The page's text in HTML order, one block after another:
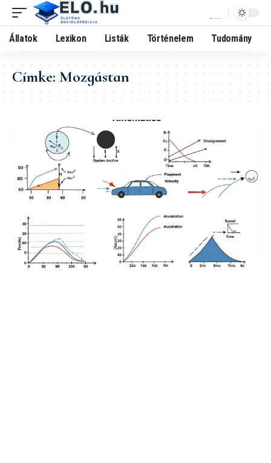
Állatok Lexikon Listák Történelem Tudomány
Címke:Mozgástan